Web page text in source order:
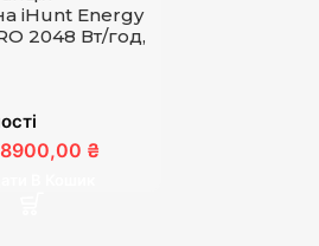
iHunt Energy
2048 Вт/год,
₴